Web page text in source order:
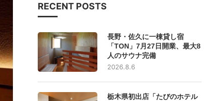
RECENT POSTS
長野・佐久に一棟貸し宿
「TON」7月27日開業、最大8
人のサウナ完備
2026.8.6
栃木県初出店「たびのホテル